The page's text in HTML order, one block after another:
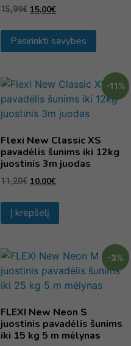
15,99€ 15,00€
Pasirinkti savybes
-11%
Flexi New Classic XS
pavadėlis šunims iki 12kg
juostinis 3m juodas
11,20€ 10,00€
Į krepšelį
-3%
FLEXI New Neon S
juostinis pavadėlis šunims
iki 15 kg 5 m mėlynas